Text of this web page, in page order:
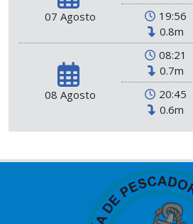
07 Agosto
19:56
0.8m
08 Agosto
08:21
0.7m
20:45
0.6m